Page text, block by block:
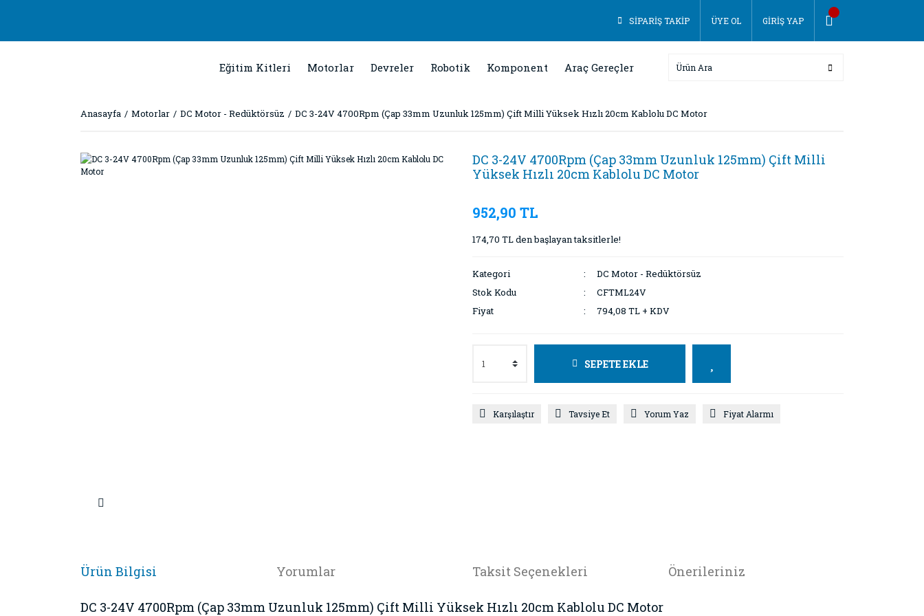
SİPARİŞ TAKİP ÜYE OL GİRİŞ YAP
Eğitim Kitleri Motorlar Devreler Robotik Komponent Araç Gereçler
Anasayfa Motorlar DC Motor - Redüktörsüz DC 3-24V 4700Rpm (Çap 33mm Uzunluk 125mm) Çift Milli Yüksek Hızlı 20cm Kablolu DC Motor
DC 3-24V 4700Rpm (Çap 33mm Uzunluk 125mm) Çift Milli
Yüksek Hızlı 20cm Kablolu DC Motor
952,90 TL
174,70 TL den başlayan taksitlerle!
Kategori
DC Motor - Redüktörsüz
Stok Kodu
CFTML24V
Fiyat
794,08 TL + KDV
SEPETE EKLE
Karşılaştır Tavsiye Et Yorum Yaz Fiyat Alarmı
Ürün Bilgisi Yorumlar Taksit Seçenekleri Önerileriniz
DC 3-24V 4700Rpm (Çap 33mm Uzunluk 125mm) Çift Milli Yüksek Hızlı 20cm Kablolu DC Motor